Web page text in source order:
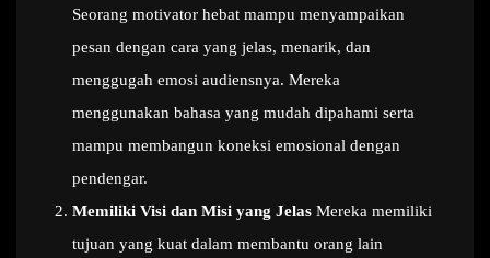
Seorang motivator hebat mampu menyampaikan
pesan dengan cara yang jelas, menarik, dan
menggugah emosi audiensnya. Mereka
menggunakan bahasa yang mudah dipahami serta
mampu membangun koneksi emosional dengan
pendengar.
Memiliki Visi dan Misi yang Jelas Mereka memiliki
tujuan yang kuat dalam membantu orang lain